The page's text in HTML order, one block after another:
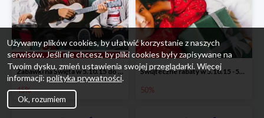
Zabawki na Święta w 5.10.15 do -45%
45%
Świąteczne rabaty w 5.10.15 -50%
50%
Używamy plików cookies, by ułatwić korzystanie z naszych
serwisów. Jeśli nie chcesz, by pliki cookies były zapisywane na
Twoim dysku, zmień ustawienia swojej przeglądarki. Więcej
informacji: polityka prywatności.
Ok, rozumiem